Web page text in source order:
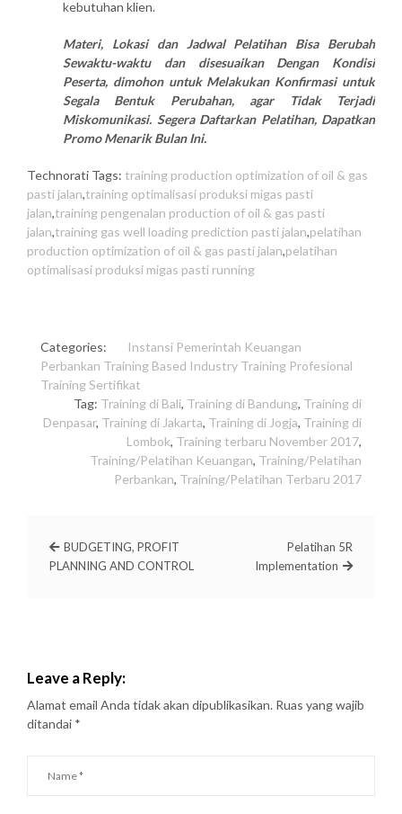
kebutuhan klien.
Materi, Lokasi dan Jadwal Pelatihan Bisa Berubah
Sewaktu-waktu dan disesuaikan Dengan Kondisi
Peserta, dimohon untuk Melakukan Konfirmasi untuk
Segala Bentuk Perubahan, agar Tidak Terjadi
Miskomunikasi. Segera Daftarkan Pelatihan, Dapatkan
Promo Menarik Bulan Ini.
Technorati Tags: training production optimization of oil & gas
pasti jalan,training optimalisasi produksi migas pasti
jalan,training pengenalan production of oil & gas pasti
jalan,training gas well loading prediction pasti jalan,pelatihan
production optimization of oil & gas pasti jalan,pelatihan
optimalisasi produksi migas pasti running
Categories: Instansi Pemerintah Keuangan
Perbankan Training Based Industry Training Profesional
Training Sertifikat
Tag: Training di Bali, Training di Bandung, Training di
Denpasar, Training di Jakarta, Training di Jogja, Training di
Lombok, Training terbaru November 2017,
Training/Pelatihan Keuangan, Training/Pelatihan
Perbankan, Training/Pelatihan Terbaru 2017
BUDGETING, PROFIT
PLANNING AND CONTROL
Pelatihan 5R
Implementation
Leave a Reply:
Alamat email Anda tidak akan dipublikasikan. Ruas yang wajib
ditandai *